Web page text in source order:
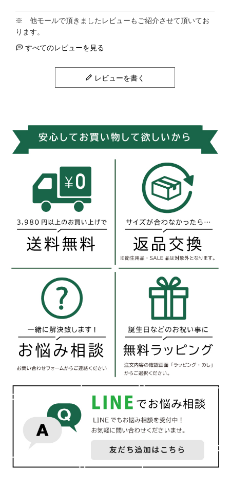
すべてのレビューを見る
レビューを書く